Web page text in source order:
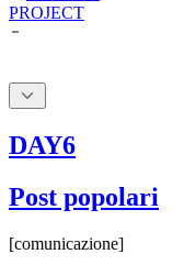
DAY6
Post popolari
[comunicazione]